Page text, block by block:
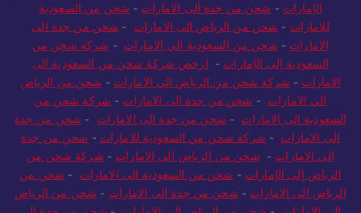
الإمارات - شحن من جدة الى الامارات - شحن من السعودية
للامارات - شحن من الرياض الى الامارات - شحن من جدة الى
الامارات - شحن من السعودية الي الامارات - شركة شحن من
السعودية إلى الإمارات - ارخص شركة شحن من السعودية الى
الامارات - شركة شحن من الرياض الي الامارات - شحن من الرياض
الي الامارات - شحن من جدة الى الامارات - شركة شحن من
السعودية الى الامارات - شحن من جدة الى الامارات - شحن من جدة
الى الامارات - شركة شحن من السعودية للامارات - شحن من جدة
الى الامارات - شحن من الرياض الى الامارات - شركة شحن من
الرياض إلى الإمارات - شحن من السعودية الى الامارات - شحن من
الرياض الى الامارات - شحن من جدة الى الامارات - شحن من الرياض